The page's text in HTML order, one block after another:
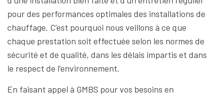
pour des performances optimales des installations de
chauffage. C’est pourquoi nous veillons à ce que
chaque prestation soit effectuée selon les normes de
sécurité et de qualité, dans les délais impartis et dans
le respect de l’environnement.
En faisant appel à GMBS pour vos besoins en